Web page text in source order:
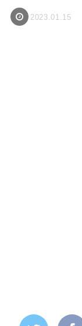
2023.01.15